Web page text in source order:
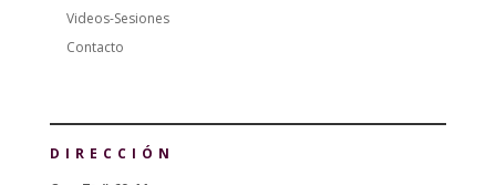
Videos-Sesiones
Contacto
DIRECCIÓN